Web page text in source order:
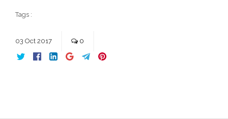
Tags :
03 Oct 2017 0